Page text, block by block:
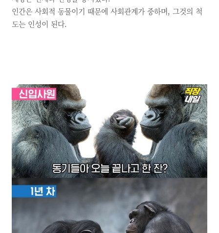
인간은 사회적 동물이기 때문에 사회관계가 중하며, 그것의 척
도는 인성이 된다.